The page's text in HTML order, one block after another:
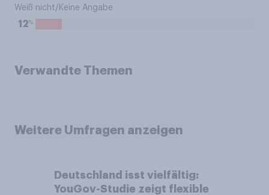
Weiß nicht/Keine Angabe
12%
Verwandte Themen
Weitere Umfragen anzeigen
Deutschland isst vielfältig:
YouGov-Studie zeigt flexible